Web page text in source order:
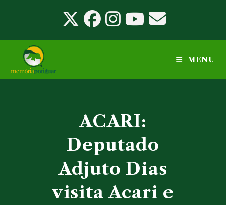
conteúdo
MENU
ACARI:
Deputado
Adjuto Dias
visita Acari e